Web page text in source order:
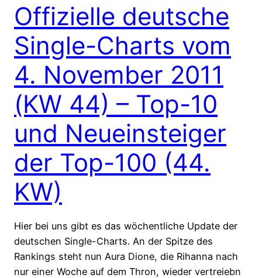
Offizielle deutsche
Single-Charts vom
4. November 2011
(KW 44) – Top-10
und Neueinsteiger
der Top-100 (44.
KW)
Hier bei uns gibt es das wöchentliche Update der
deutschen Single-Charts. An der Spitze des
Rankings steht nun Aura Dione, die Rihanna nach
nur einer Woche auf dem Thron, wieder vertreiebn